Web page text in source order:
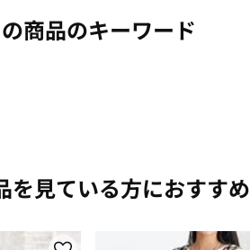
商品のキーワード
を見ている方におすすめ